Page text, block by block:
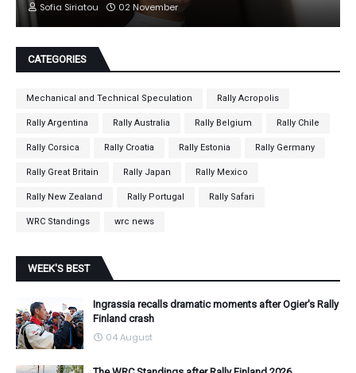
Sofia Siriatou 02 November
CATEGORIES
Mechanical and Technical Speculation Rally Acropolis
Rally Argentina Rally Australia Rally Belgium Rally Chile
Rally Corsica Rally Croatia Rally Estonia Rally Germany
Rally Great Britain Rally Japan Rally Mexico
Rally New Zealand Rally Portugal Rally Safari
WRC Standings wrc news
WEEK'S BEST
Ingrassia recalls dramatic moments after Ogier's Rally
Finland crash
04 August